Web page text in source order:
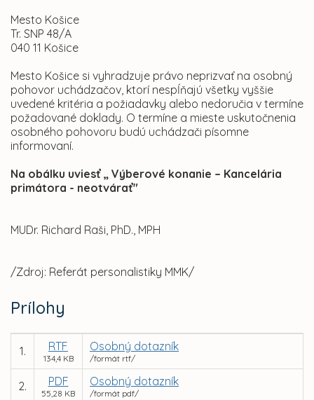
Mesto Košice
Tr. SNP 48/A
040 11 Košice
Mesto Košice si vyhradzuje právo neprizvať na osobný
pohovor uchádzačov, ktorí nespĺňajú všetky vyššie
uvedené kritéria a požiadavky alebo nedoručia v termíne
požadované doklady. O termíne a mieste uskutočnenia
osobného pohovoru budú uchádzači písomne
informovaní.
Na obálku uviesť „ Výberové konanie – Kancelária
primátora - neotvárať"
MUDr. Richard Raši, PhD., MPH
/Zdroj: Referát personalistiky MMK/
Prílohy
1. RTF
134,4 KB
Osobný dotazník
/formát rtf/
2. PDF
55,28 KB
Osobný dotazník
/formát pdf/